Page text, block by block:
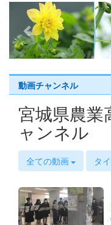
p
r
e
v
i
o
u
s
動画チャンネル
宮城県農
ャンネル
全ての動画 タ